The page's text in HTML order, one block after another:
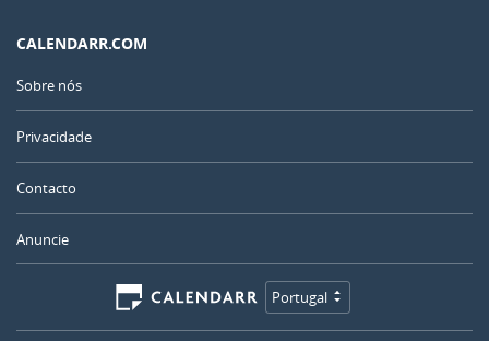
CALENDARR.COM
Sobre nós
Privacidade
Contacto
Anuncie
Portugal